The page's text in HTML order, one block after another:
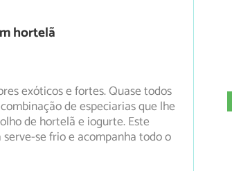
hortelã
exóticos e fortes. Quase todos
de especiarias que lhe
de hortelã e iogurte. Este
se frio e acompanha todo o